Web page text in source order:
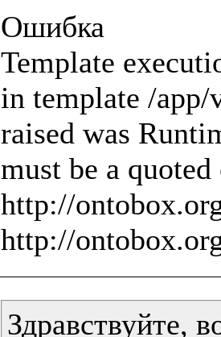
Ошибка
Template
in template /
raised was
must be a
http://
Здравствуйте,